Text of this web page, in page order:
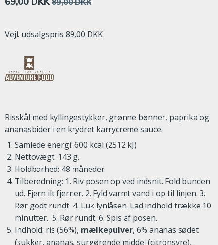
89,00 DKK
Vejl. udsalgspris 89,00 DKK
Risskål med kyllingestykker, grønne bønner, paprika og
ananasbider i en krydret karrycreme sauce.
Samlede energi: 600 kcal (2512 kJ)
Nettovægt: 143 g.
Holdbarhed: 48 måneder
Tilberedning: 1. Riv posen op ved indsnit. Fold bunden
ud. Fjern ilt fjerner. 2. Fyld varmt vand i op til linjen. 3.
Rør godt rundt 4. Luk lynlåsen. Lad indhold trække 10
minutter. 5. Rør rundt. 6. Spis af posen.
Indhold: ris (56%), mælkepulver, 6% ananas sødet
(sukker, ananas, surgørende middel (citronsyre),